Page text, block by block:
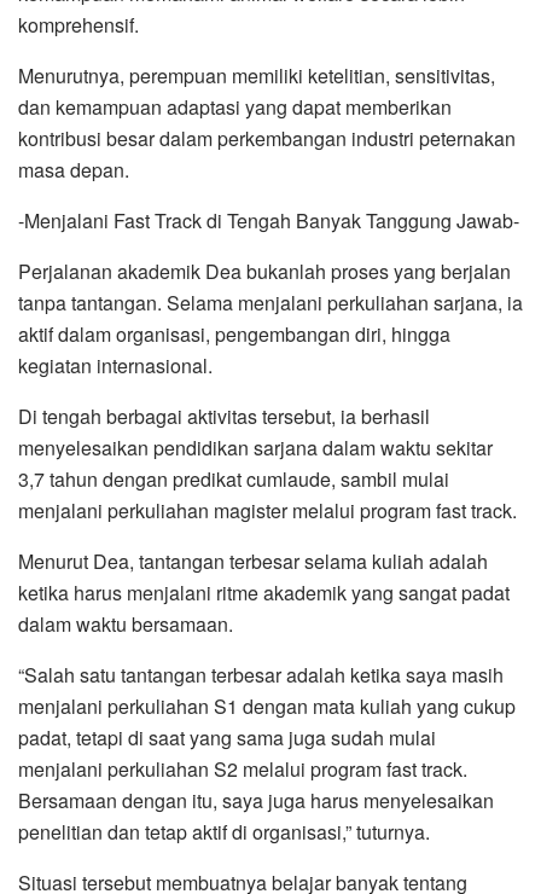
komprehensif.
Menurutnya, perempuan memiliki ketelitian, sensitivitas,
dan kemampuan adaptasi yang dapat memberikan
kontribusi besar dalam perkembangan industri peternakan
masa depan.
-Menjalani Fast Track di Tengah Banyak Tanggung Jawab-
Perjalanan akademik Dea bukanlah proses yang berjalan
tanpa tantangan. Selama menjalani perkuliahan sarjana, ia
aktif dalam organisasi, pengembangan diri, hingga
kegiatan internasional.
Di tengah berbagai aktivitas tersebut, ia berhasil
menyelesaikan pendidikan sarjana dalam waktu sekitar
3,7 tahun dengan predikat cumlaude, sambil mulai
menjalani perkuliahan magister melalui program fast track.
Menurut Dea, tantangan terbesar selama kuliah adalah
ketika harus menjalani ritme akademik yang sangat padat
dalam waktu bersamaan.
“Salah satu tantangan terbesar adalah ketika saya masih
menjalani perkuliahan S1 dengan mata kuliah yang cukup
padat, tetapi di saat yang sama juga sudah mulai
menjalani perkuliahan S2 melalui program fast track.
Bersamaan dengan itu, saya juga harus menyelesaikan
penelitian dan tetap aktif di organisasi,” tuturnya.
Situasi tersebut membuatnya belajar banyak tentang